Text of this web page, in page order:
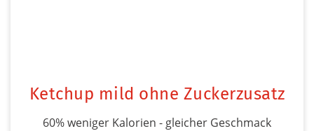
Ketchup mild ohne Zuckerzusatz
60% weniger Kalorien - gleicher Geschmack